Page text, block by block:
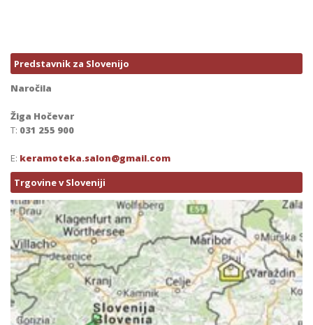
Predstavnik za Slovenijo
Naročila
Žiga Hočevar
T: 031 255 900
E: keramoteka.salon@gmail.com
Trgovine v Sloveniji